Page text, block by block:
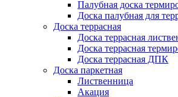
Палубная доска
Доска палубная для
Доска террасная
Доска террасная
Доска террасная
Доска террасная ДПК
Доска паркетная
Лиственница
Акация